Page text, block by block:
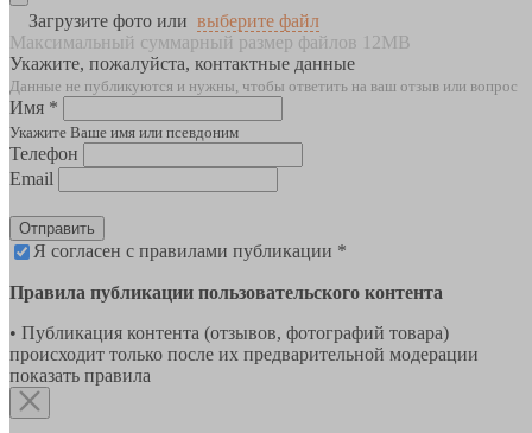
Загрузите фото или выберите файл
Максимальный суммарный размер файлов 12MB
Укажите, пожалуйста, контактные данные
Данные не публикуются и нужны, чтобы ответить на ваш отзыв или вопрос
Имя *
Укажите Ваше имя или псевдоним
Телефон
Email
Отправить
Я согласен с правилами публикации *
Правила публикации пользовательского контента
• Публикация контента (отзывов, фотографий товара)
происходит только после их предварительной модерации
показать правила